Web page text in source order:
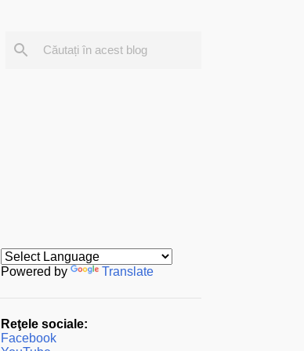
Powered by Translate
Reţele sociale:
Facebook